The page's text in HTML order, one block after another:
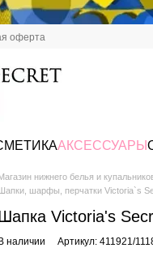
оферта
АКСЕССУАРЫ
нижнего белья и
шарфы, перчатки Victoria`s
Victoria's
В наличии Артикул: 411921/